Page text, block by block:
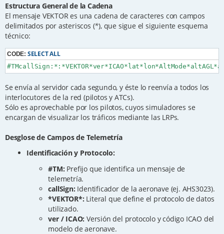
Estructura General de la Cadena
El mensaje VEKTOR es una cadena de caracteres con campos
delimitados por asteriscos (*), que sigue el siguiente esquema
técnico:
CODE: SELECT ALL
Se envía al servidor cada segundo, y éste lo reenvía a todos los
interlocutores de la red (pilotos y ATCs).
Sólo es aprovechable por los pilotos, cuyos simuladores se
encargan de visualizar los tráficos mediante las LRPs.
Desglose de Campos de Telemetría
Identificación y Protocolo:
#TM: Prefijo que identifica un mensaje de
telemetría.
callSign: Identificador de la aeronave (ej. AHS3023).
*VEKTOR*: Literal que define el protocolo de datos
utilizado.
ver / ICAO: Versión del protocolo y código ICAO del
modelo de aeronave.